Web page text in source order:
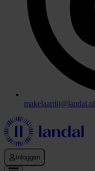
makelaardij@landal.nl
Inloggen